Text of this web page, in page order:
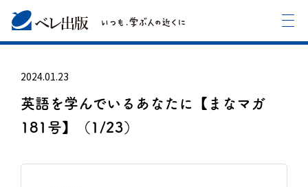
2024.01.23
英語を学んでいるあなたに【まなマガ
181号】（1/23）